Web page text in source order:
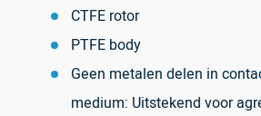
CTFE rotor
PTFE body
Geen metalen delen in
medium: Uitstekend voor